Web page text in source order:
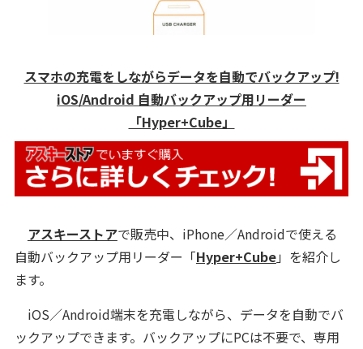
スマホの充電をしながらデータを自動でバックアップ!
iOS/Android 自動バックアップ用リーダー
「Hyper+Cube」
アスキーストアで販売中、iPhone／Androidで使える
自動バックアップ用リーダー「Hyper+Cube」を紹介し
ます。
iOS／Android端末を充電しながら、データを自動でバ
ックアップできます。バックアップにPCは不要で、専用